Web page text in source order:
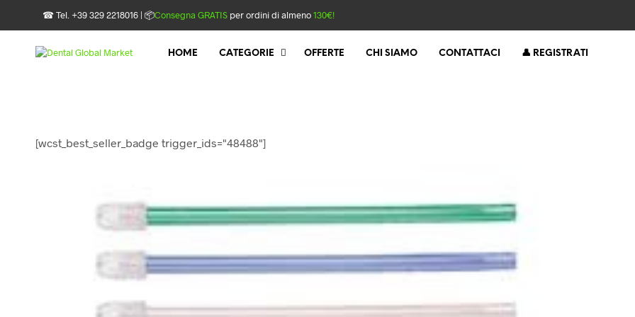
☎ Tel. +39 329 2218016 | 📦Consegna GRATIS per ordini di almeno130€!
HOME CATEGORIE OFFERTE CHI SIAMO CONTATTACI 👤 REGISTRATI
[wcst_best_seller_badge trigger_ids="48488"]